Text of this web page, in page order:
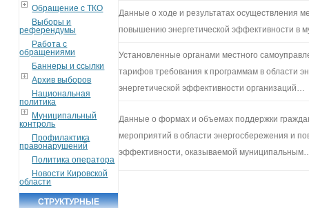
Обращение с ТКО
Выборы и
референдумы
Работа с
обращениями
Баннеры и ссылки
Архив выборов
Национальная
политика
Муниципальный
контроль
Профилактика
правонарушений
Политика оператора
Новости Кировской
области
СТРУКТУРНЫЕ
Данные о ходе и результатах осуществления
повышению энергетической эффективности
Установленные органами местного
тарифов требования к программам в области
энергетической эффективности организаций…
Данные о формах и объемах поддержки
мероприятий в области энергосбережения и
эффективности, оказываемой